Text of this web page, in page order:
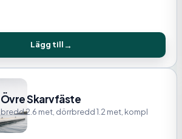
Lägg till
Övre Skarvfäste
bredd 2.6 met, dörrbredd 1.2 met, kompl